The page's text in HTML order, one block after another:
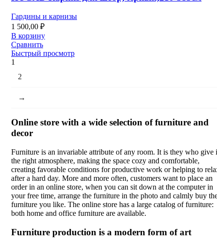
Гардины и карнизы
1 500,00 ₽
В корзину
Сравнить
Быстрый просмотр
1
2
→
Online store with a wide selection of furniture and
decor
Furniture is an invariable attribute of any room. It is they who give
the right atmosphere, making the space cozy and comfortable,
creating favorable conditions for productive work or helping to
after a hard day. More and more often, customers want to place an
order in an online store, when you can sit down at the computer in
your free time, arrange the furniture in the photo and calmly buy
furniture you like. The online store has a large catalog of furniture:
both home and office furniture are available.
Furniture production is a modern form of art